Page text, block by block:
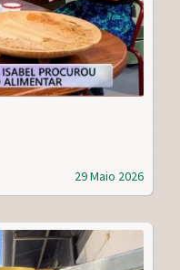
29 Maio 2026